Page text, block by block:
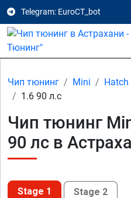
Telegram: EuroCT_bot
Чип тюнинг Mini Hatch
1.6 90 л.с
Чип тюнинг
90 лс в
Stage 1 Stage 2